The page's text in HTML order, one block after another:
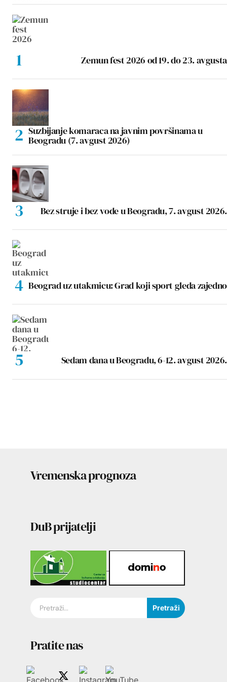
Zemun fest 2026 od 19. do 23. avgusta
Suzbijanje komaraca na javnim površinama u
Beogradu (7. avgust 2026)
Bez struje i bez vode u Beogradu, 7. avgust 2026.
Beograd uz utakmicu: Grad koji sport gleda zajedno
Sedam dana u Beogradu, 6-12. avgust 2026.
Vremenska prognoza
DuB prijatelji
Pretraži
Pratite nas